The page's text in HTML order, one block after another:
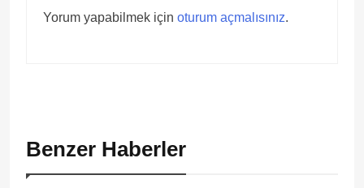
Yorum yapabilmek için oturum açmalısınız.
Benzer Haberler